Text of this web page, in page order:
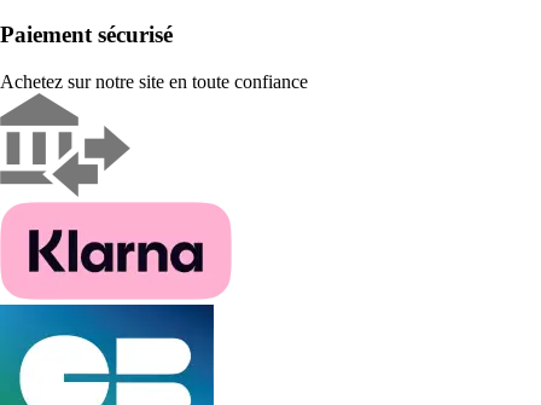
Paiement sécurisé
Achetez sur notre site en toute confiance